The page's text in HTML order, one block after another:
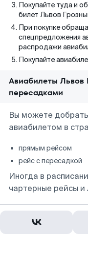
Покупайте туда и
билет Львов
При покупке
спецпредложения
распродажи
Покупайте
Авиабилеты Львов
пересадками
Вы можете
авиабилетом в
прямым рейсом
рейс с пересадкой
Иногда в
чартерные рейсы и